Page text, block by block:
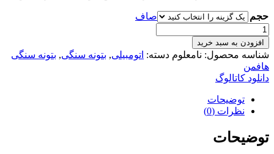
حجم
صاف
بتونه
سنگی
هافمن
HAFMAN
با
هاردنر
افزودن به سبد خرید
شناسه محصول: نامعلوم دسته: اتومبیلی, بتونه سنگی, بتونه سنگی
هافمن
دانلود کاتالوگ
توضیحات
نظرات (0)
توضیحات